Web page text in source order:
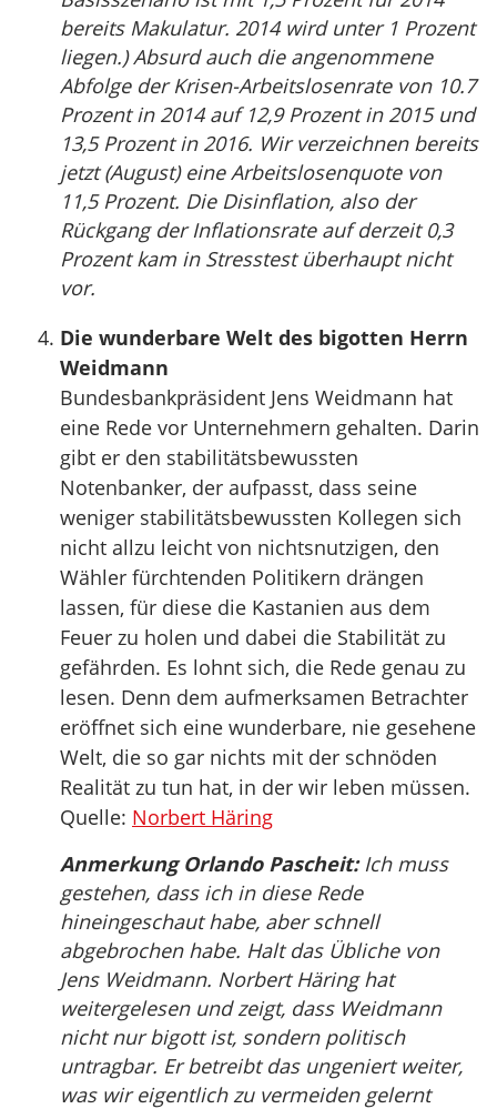
bereits Makulatur. 2014 wird unter 1 Prozent
liegen.) Absurd auch die angenommene
Abfolge der Krisen-Arbeitslosenrate von 10.7
Prozent in 2014 auf 12,9 Prozent in 2015 und
13,5 Prozent in 2016. Wir verzeichnen bereits
jetzt (August) eine Arbeitslosenquote von
11,5 Prozent. Die Disinflation, also der
Rückgang der Inflationsrate auf derzeit 0,3
Prozent kam in Stresstest überhaupt nicht
vor.
Die wunderbare Welt des bigotten Herrn
Weidmann
Bundesbankpräsident Jens Weidmann hat
eine Rede vor Unternehmern gehalten. Darin
gibt er den stabilitätsbewussten
Notenbanker, der aufpasst, dass seine
weniger stabilitätsbewussten Kollegen sich
nicht allzu leicht von nichtsnutzigen, den
Wähler fürchtenden Politikern drängen
lassen, für diese die Kastanien aus dem
Feuer zu holen und dabei die Stabilität zu
gefährden. Es lohnt sich, die Rede genau zu
lesen. Denn dem aufmerksamen Betrachter
eröffnet sich eine wunderbare, nie gesehene
Welt, die so gar nichts mit der schnöden
Realität zu tun hat, in der wir leben müssen.
Quelle: Norbert Häring
Anmerkung Orlando Pascheit:Ich muss
gestehen, dass ich in diese Rede
hineingeschaut habe, aber schnell
abgebrochen habe. Halt das Übliche von
Jens Weidmann. Norbert Häring hat
weitergelesen und zeigt, dass Weidmann
nicht nur bigott ist, sondern politisch
untragbar. Er betreibt das ungeniert weiter,
was wir eigentlich zu vermeiden gelernt